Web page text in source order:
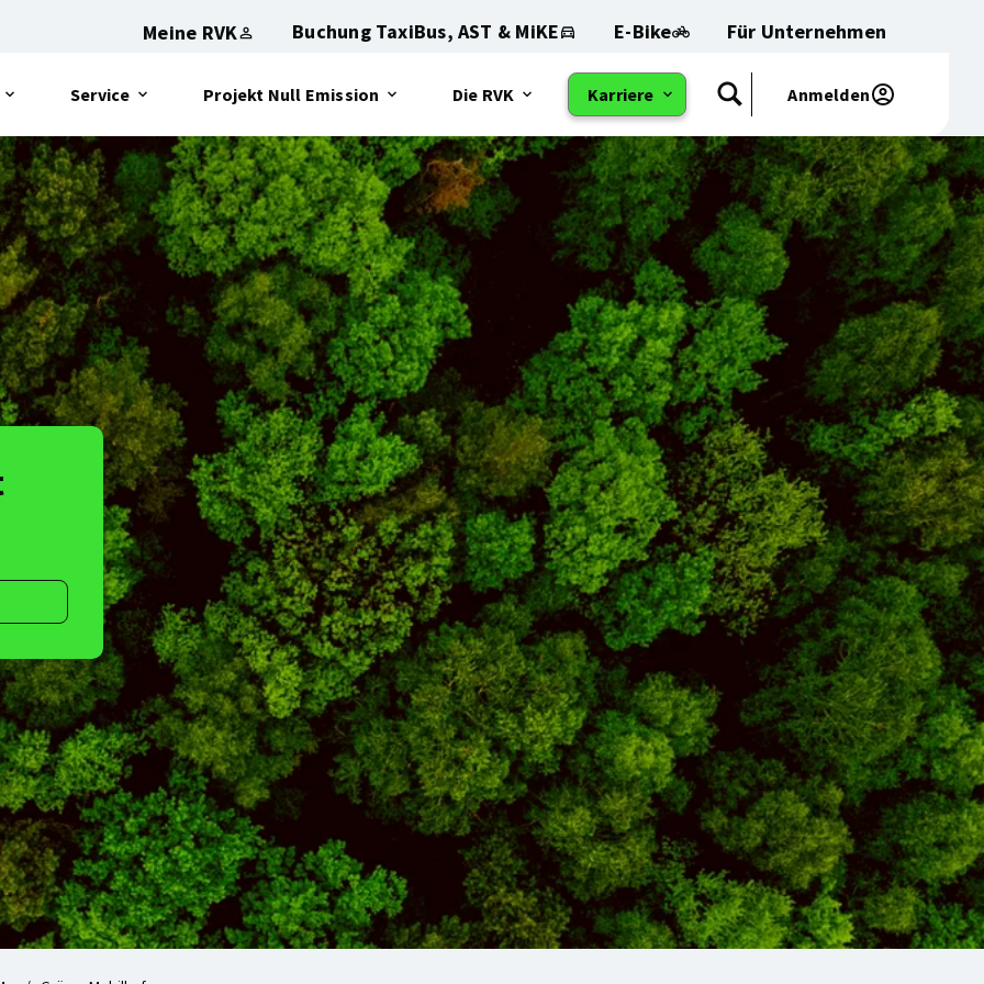
Meine RVK Buchung TaxiBus, AST & MiKE E-Bike Für Unternehmen
Öffnet
das
Sub-
Menu:
Service
Öffnet
das
Sub-
Menu:
Projekt Null Emission
Öffnet
das
Sub-
Menu:
Die RVK
Öffnet
das
Sub-
Menu:
Karriere
Suchen
Anmelden